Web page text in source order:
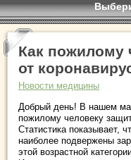
Как пожилому
от
Новости медицины
Добрый день! В нашем
пожилому человеку
Статистика показывает,
наиболее подвержены
этой возрастной